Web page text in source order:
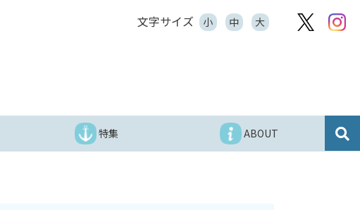
文字サイズ 小 中 大
特集 ABOUT